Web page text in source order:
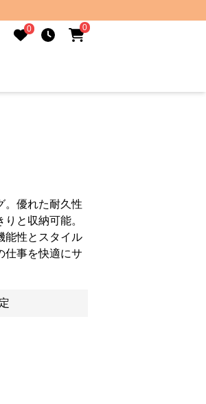
0 0
。優れた耐久性
と収納可能。
能性とスタイル
仕事を快適にサ